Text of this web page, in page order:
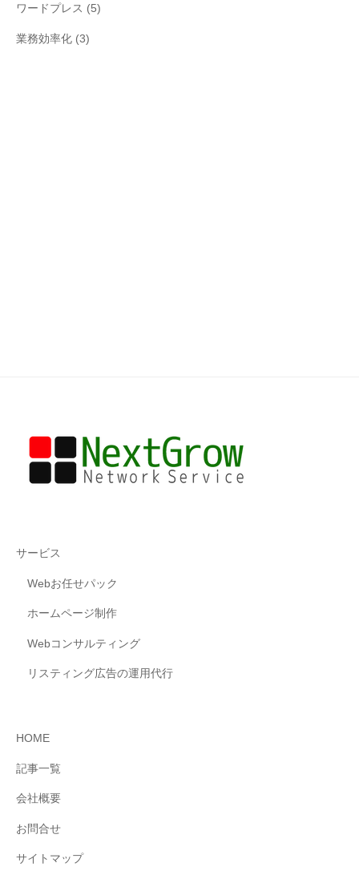
ワードプレス (5)
業務効率化 (3)
サービス
Webお任せパック
ホームページ制作
Webコンサルティング
リスティング広告の運用代行
HOME
記事一覧
会社概要
お問合せ
サイトマップ